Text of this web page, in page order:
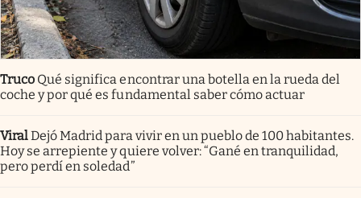
Truco Qué significa encontrar una botella en la rueda del
coche y por qué es fundamental saber cómo actuar
ViralDejó Madrid para vivir en un pueblo de 100 habitantes.
Hoy se arrepiente y quiere volver: “Gané en tranquilidad,
pero perdí en soledad”